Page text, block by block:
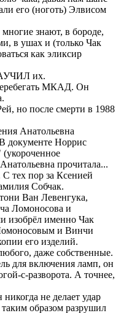
его (ноготь) Элвисом
знают, в бороде,
в ушах и (только Чак
как эликсир
их.
МКАД. Он
но после смерти в 1988
Анатольевна
документе Норрис
прочитала...
С тех пор за Ксенией
Собчак.
Ван Левенгука,
Ломоносова и
изобрёл именно Чак
и Винчи
его изделий.
даже собственные.
для включения ламп, он
с-разворота. А точнее,
не делает удар
образом разрушил